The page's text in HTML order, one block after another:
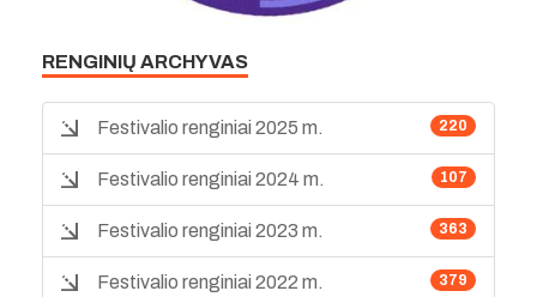
RENGINIŲ ARCHYVAS
220
Festivalio renginiai 2025 m.
107
Festivalio renginiai 2024 m.
363
Festivalio renginiai 2023 m.
379
Festivalio renginiai 2022 m.